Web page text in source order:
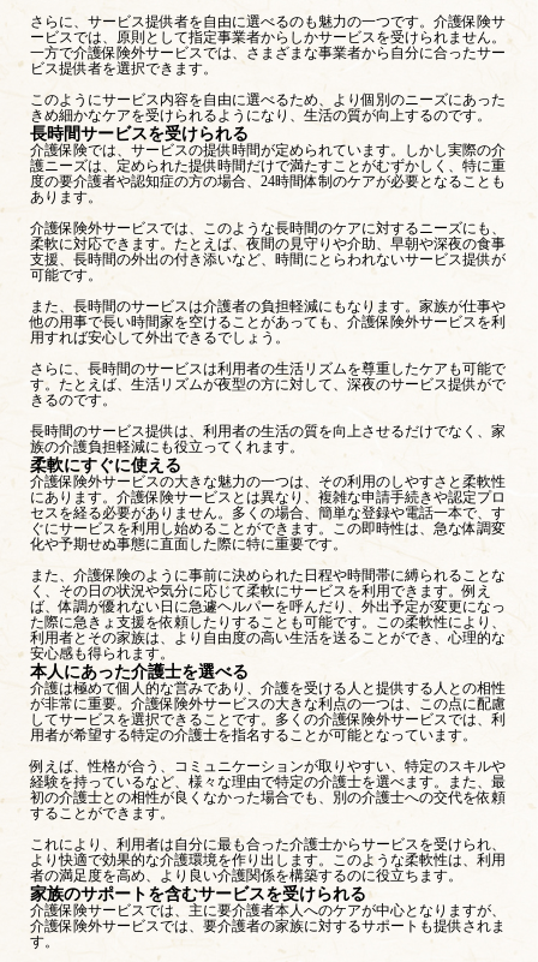
さらに、サービス提供者を自由に選べるのも魅力の一つです。介護保険サ
ービスでは、原則として指定事業者からしかサービスを受けられません。
一方で介護保険外サービスでは、さまざまな事業者から自分に合ったサー
ビス提供者を選択できます。
このようにサービス内容を自由に選べるため、より個別のニーズにあった
きめ細かなケアを受けられるようになり、生活の質が向上するのです。
長時間サービスを受けられる
介護保険では、サービスの提供時間が定められています。しかし実際の介
護ニーズは、定められた提供時間だけで満たすことがむずかしく、特に重
度の要介護者や認知症の方の場合、24時間体制のケアが必要となることも
あります。
介護保険外サービスでは、このような長時間のケアに対するニーズにも、
柔軟に対応できます。たとえば、夜間の見守りや介助、早朝や深夜の食事
支援、長時間の外出の付き添いなど、時間にとらわれないサービス提供が
可能です。
また、長時間のサービスは介護者の負担軽減にもなります。家族が仕事や
他の用事で長い時間家を空けることがあっても、介護保険外サービスを利
用すれば安心して外出できるでしょう。
さらに、長時間のサービスは利用者の生活リズムを尊重したケアも可能で
す。たとえば、生活リズムが夜型の方に対して、深夜のサービス提供がで
きるのです。
長時間のサービス提供は、利用者の生活の質を向上させるだけでなく、家
族の介護負担軽減にも役立ってくれます。
柔軟にすぐに使える
介護保険外サービスの大きな魅力の一つは、その利用のしやすさと柔軟性
にあります。介護保険サービスとは異なり、複雑な申請手続きや認定プロ
セスを経る必要がありません。多くの場合、簡単な登録や電話一本で、す
ぐにサービスを利用し始めることができます。この即時性は、急な体調変
化や予期せぬ事態に直面した際に特に重要です。
また、介護保険のように事前に決められた日程や時間帯に縛られることな
く、その日の状況や気分に応じて柔軟にサービスを利用できます。例え
ば、体調が優れない日に急遽ヘルパーを呼んだり、外出予定が変更になっ
た際に急きょ支援を依頼したりすることも可能です。この柔軟性により、
利用者とその家族は、より自由度の高い生活を送ることができ、心理的な
安心感も得られます。
本人にあった介護士を選べる
介護は極めて個人的な営みであり、介護を受ける人と提供する人との相性
が非常に重要。介護保険外サービスの大きな利点の一つは、この点に配慮
してサービスを選択できることです。多くの介護保険外サービスでは、利
用者が希望する特定の介護士を指名することが可能となっています。
例えば、性格が合う、コミュニケーションが取りやすい、特定のスキルや
経験を持っているなど、様々な理由で特定の介護士を選べます。また、最
初の介護士との相性が良くなかった場合でも、別の介護士への交代を依頼
することができます。
これにより、利用者は自分に最も合った介護士からサービスを受けられ、
より快適で効果的な介護環境を作り出します。このような柔軟性は、利用
者の満足度を高め、より良い介護関係を構築するのに役立ちます。
家族のサポートを含むサービスを受けられる
介護保険サービスでは、主に要介護者本人へのケアが中心となりますが、
介護保険外サービスでは、要介護者の家族に対するサポートも提供されま
す。